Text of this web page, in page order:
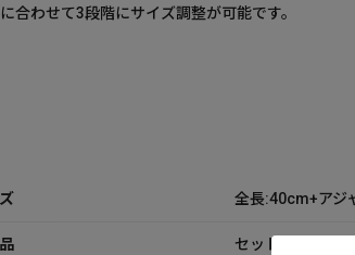
合わせて3段階にサイズ調整が可能です。
全長:40cm+アジ
セット内容：箱